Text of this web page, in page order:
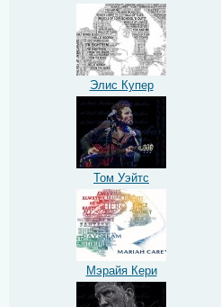
Элис Купер
Том Уэйтс
Мэрайя Кери